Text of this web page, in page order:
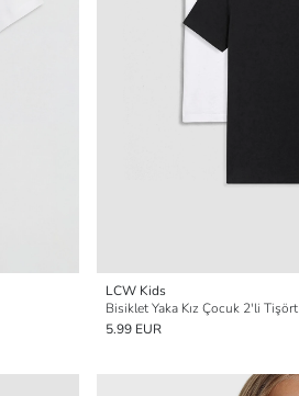
LCW Kids
Bisiklet Yaka Kız Çocuk 2'li Tişört
5.99 EUR